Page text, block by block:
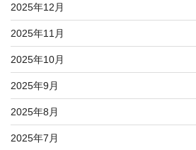
2025年12月
2025年11月
2025年10月
2025年9月
2025年8月
2025年7月